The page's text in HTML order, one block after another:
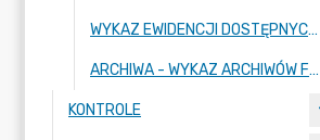
WYKAZ EWIDENCJI DOSTĘPNYCH W URZĘDZIE MIASTA RADZIONKÓW
ARCHIWA - WYKAZ ARCHIWÓW FUNKCJONUJĄCYCH W URZĘDZIE MIASTA RADZIONKÓW (ARCHIWUM BIP)
KONTROLE